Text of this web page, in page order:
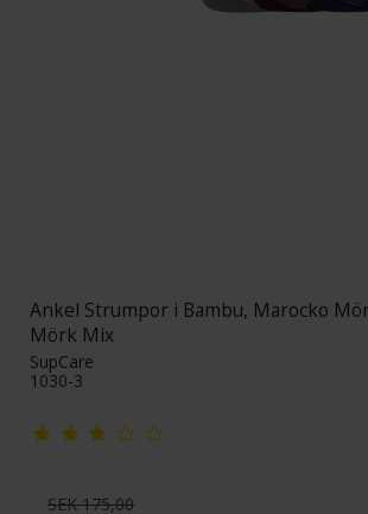
Ankel Strumpor i Bambu, Marocko
Mörk Mix
SupCare
1030-3
SEK 175,00